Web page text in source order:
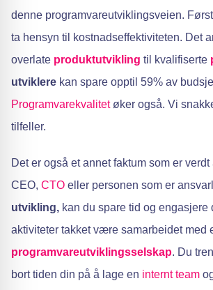
denne programvareutviklingsveien.
ta hensyn til kostnadseffektiviteten. Det
overlate produktutvikling til kvalifiserte
utviklere kan spare opptil 59% av
Programvarekvalitetøker også. Vi
tilfeller.
Det er også et annet faktum som er
CEO, CTO eller personen som er
utvikling, kan du spare tid og engasjere
aktiviteter takket være samarbeidet med
programvareutviklingsselskap. Du
bort tiden din på å lage en internt team